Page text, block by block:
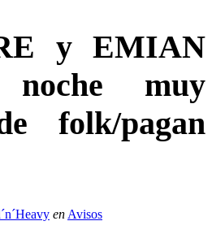
y EMIAN
muy
folk/pagan
en Avisos